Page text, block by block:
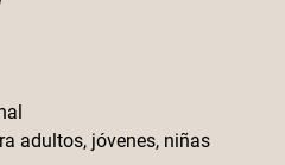
adultos, jóvenes, niñas